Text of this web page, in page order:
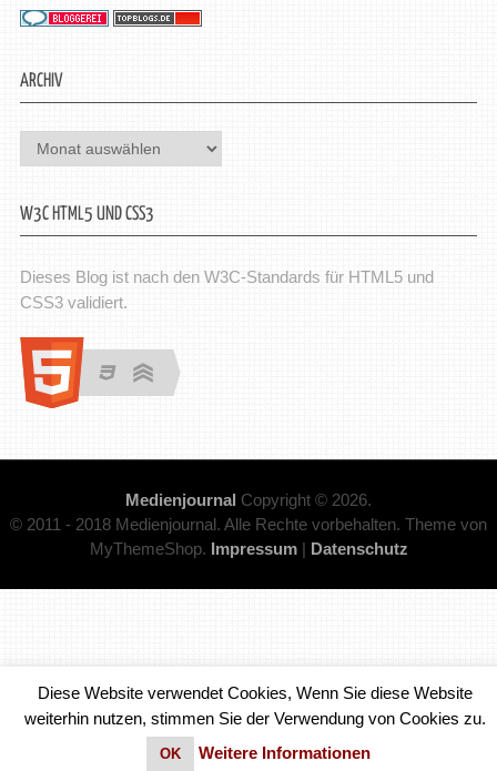
ARCHIV
Archiv
W3C HTML5 UND CSS3
Dieses Blog ist nach den W3C-Standards für HTML5 und
CSS3 validiert.
Medienjournal Copyright © 2026.
© 2011 - 2018 Medienjournal. Alle Rechte vorbehalten. Theme von
MyThemeShop. Impressum| Datenschutz
Diese Website verwendet Cookies, Wenn Sie diese Website
weiterhin nutzen, stimmen Sie der Verwendung von Cookies zu.
OK Weitere Informationen